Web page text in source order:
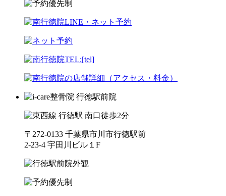
〒272-0133 千葉県市川市行徳駅前
2-23-4 宇田川ビル１F